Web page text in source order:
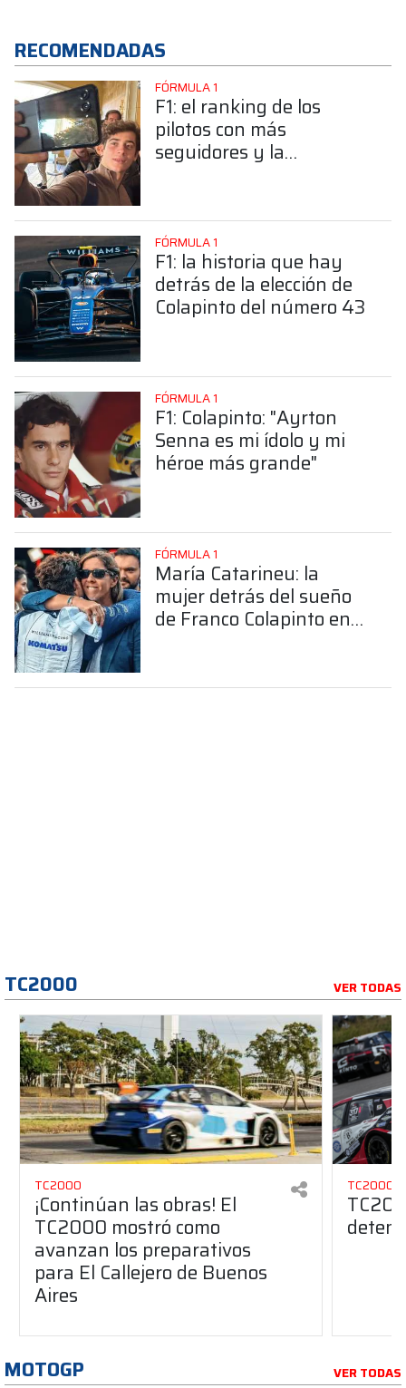
RECOMENDADAS
FÓRMULA 1
F1: el ranking de los
pilotos con más
seguidores y la
FÓRMULA 1
F1: la historia que hay
detrás de la elección de
Colapinto del número 43
FÓRMULA 1
F1: Colapinto: "Ayrton
Senna es mi ídolo y mi
héroe más grande"
FÓRMULA 1
María Catarineu: la
mujer detrás del sueño
de Franco Colapinto en
TC2000 VER TODAS
TC2000
¡Continúan las obras! El
TC2000 mostró como
avanzan los preparativos
para El Callejero de Buenos
Aires
TC2000
MOTOGP VER TODAS